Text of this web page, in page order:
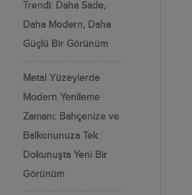
Trendi: Daha Sade,
Daha Modern, Daha
Güçlü Bir Görünüm
Metal Yüzeylerde
Modern Yenileme
Zamanı: Bahçenize ve
Balkonunuza Tek
Dokunuşta Yeni Bir
Görünüm